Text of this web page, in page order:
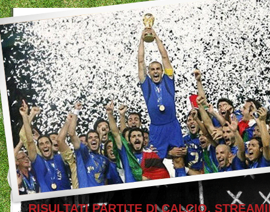
RISULTATI PARTITE DI CALCIO,